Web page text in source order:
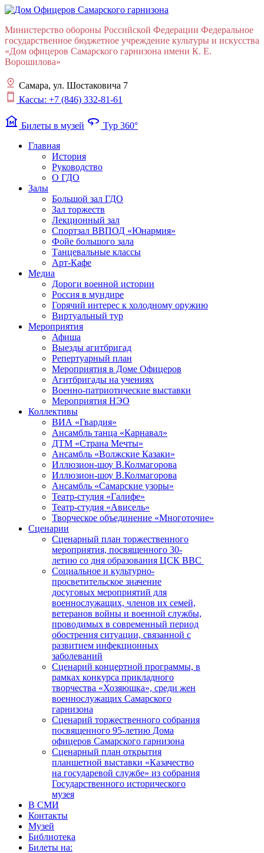
Министерство обороны Российской Федерации Федеральное
государственное бюджетное учреждение культуры и искусства
«Дом офицеров Cамарского гарнизона имени К. Е.
Ворошилова»
Самара, ул. Шостаковича 7
Кассы: +7 (846) 332-81-61
museum Билеты в музей 360 Тур 360°
Главная
История
Руководство
О ГДО
Залы
Большой зал ГДО
Зал торжеств
Лекционный зал
Cпортзал ВВПОД «Юнармия»
Фойе большого зала
Танцевальные классы
Арт-Кафе
Медиа
Дороги военной истории
Россия в мундире
Горячий интерес к холодному оружию
Виртуальный тур
Мероприятия
Афиша
Выезды агитбригад
Репертуарный план
Мероприятия в Доме Офицеров
Агитбригады на учениях
Военно-патриотические выставки
Мероприятия НЭО
Коллективы
ВИА «Гвардия»
Ансамбль танца «Карнавал»
ДТМ «Страна Мечты»
Ансамбль «Волжские Казаки»
Иллюзион-шоу В.Колмагорова
Иллюзион-шоу В.Колмагорова
Ансамбль «Самарские узоры»
Театр-студия «Галифе»
Театр-студия «Ависель»
Творческое объединение «Многоточие»
Сценарии
Сценарный план торжественного
мероприятия, посвященного 30-
летию со дня образования ЦСК ВВС
Социальное и культурно-
просветительское значение
досуговых мероприятий для
военнослужащих, членов их семей,
ветеранов войны и военной службы,
проводимых в современный период
обострения ситуации, связанной с
развитием инфекционных
заболеваний
Сценарий концертной программы, в
рамках конкурса прикладного
творчества «Хозяюшка», среди жен
военнослужащих Самарского
гарнизона
Сценарий торжественного собрания
посвященного 95-летию Дома
офицеров Самарского гарнизона
Сценарный план открытия
планшетной выставки «Казачество
на государевой службе» из собрания
Государственного исторического
музея
В СМИ
Контакты
Музей
Библиотека
Билеты на: